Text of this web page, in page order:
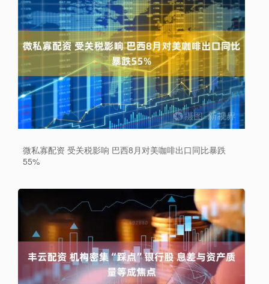
微私寡配资 受关税影响 巴西8月对美咖啡出口同比暴跌
55%